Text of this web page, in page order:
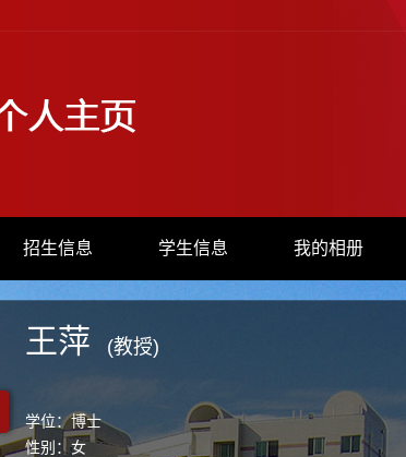
招生信息 学生信息 我的相册
王萍 (教授)
学位：博士
性别：女